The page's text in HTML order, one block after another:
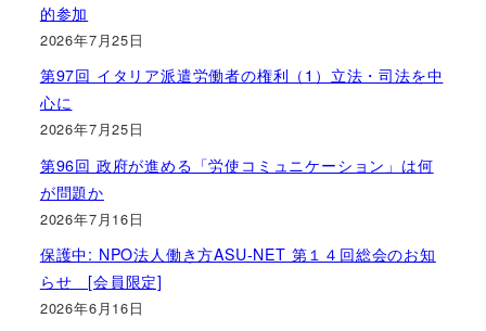
的参加
2026年7月25日
第97回 イタリア派遣労働者の権利（1）立法・司法を中
心に
2026年7月25日
第96回 政府が進める「労使コミュニケーション」は何
が問題か
2026年7月16日
保護中: NPO法人働き方ASU-NET 第１４回総会のお知
らせ [会員限定]
2026年6月16日